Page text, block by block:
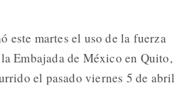
este martes el uso de la fuerza
Embajada de México en Quito,
el pasado viernes 5 de abril